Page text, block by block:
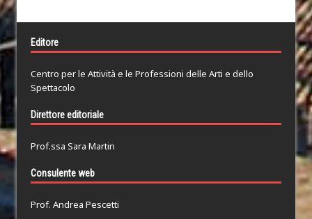
Editore
Centro per le Attività e le Professioni delle Arti e dello
Spettacolo
Direttore editoriale
Prof.ssa Sara Martin
Consulente web
Prof. Andrea Pescetti